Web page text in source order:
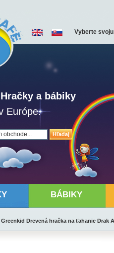
Hľadaj
a bábiky
Európe.
Vyberte
BÁBIKY
Greenkid Drevená hračka na ťahanie Drak